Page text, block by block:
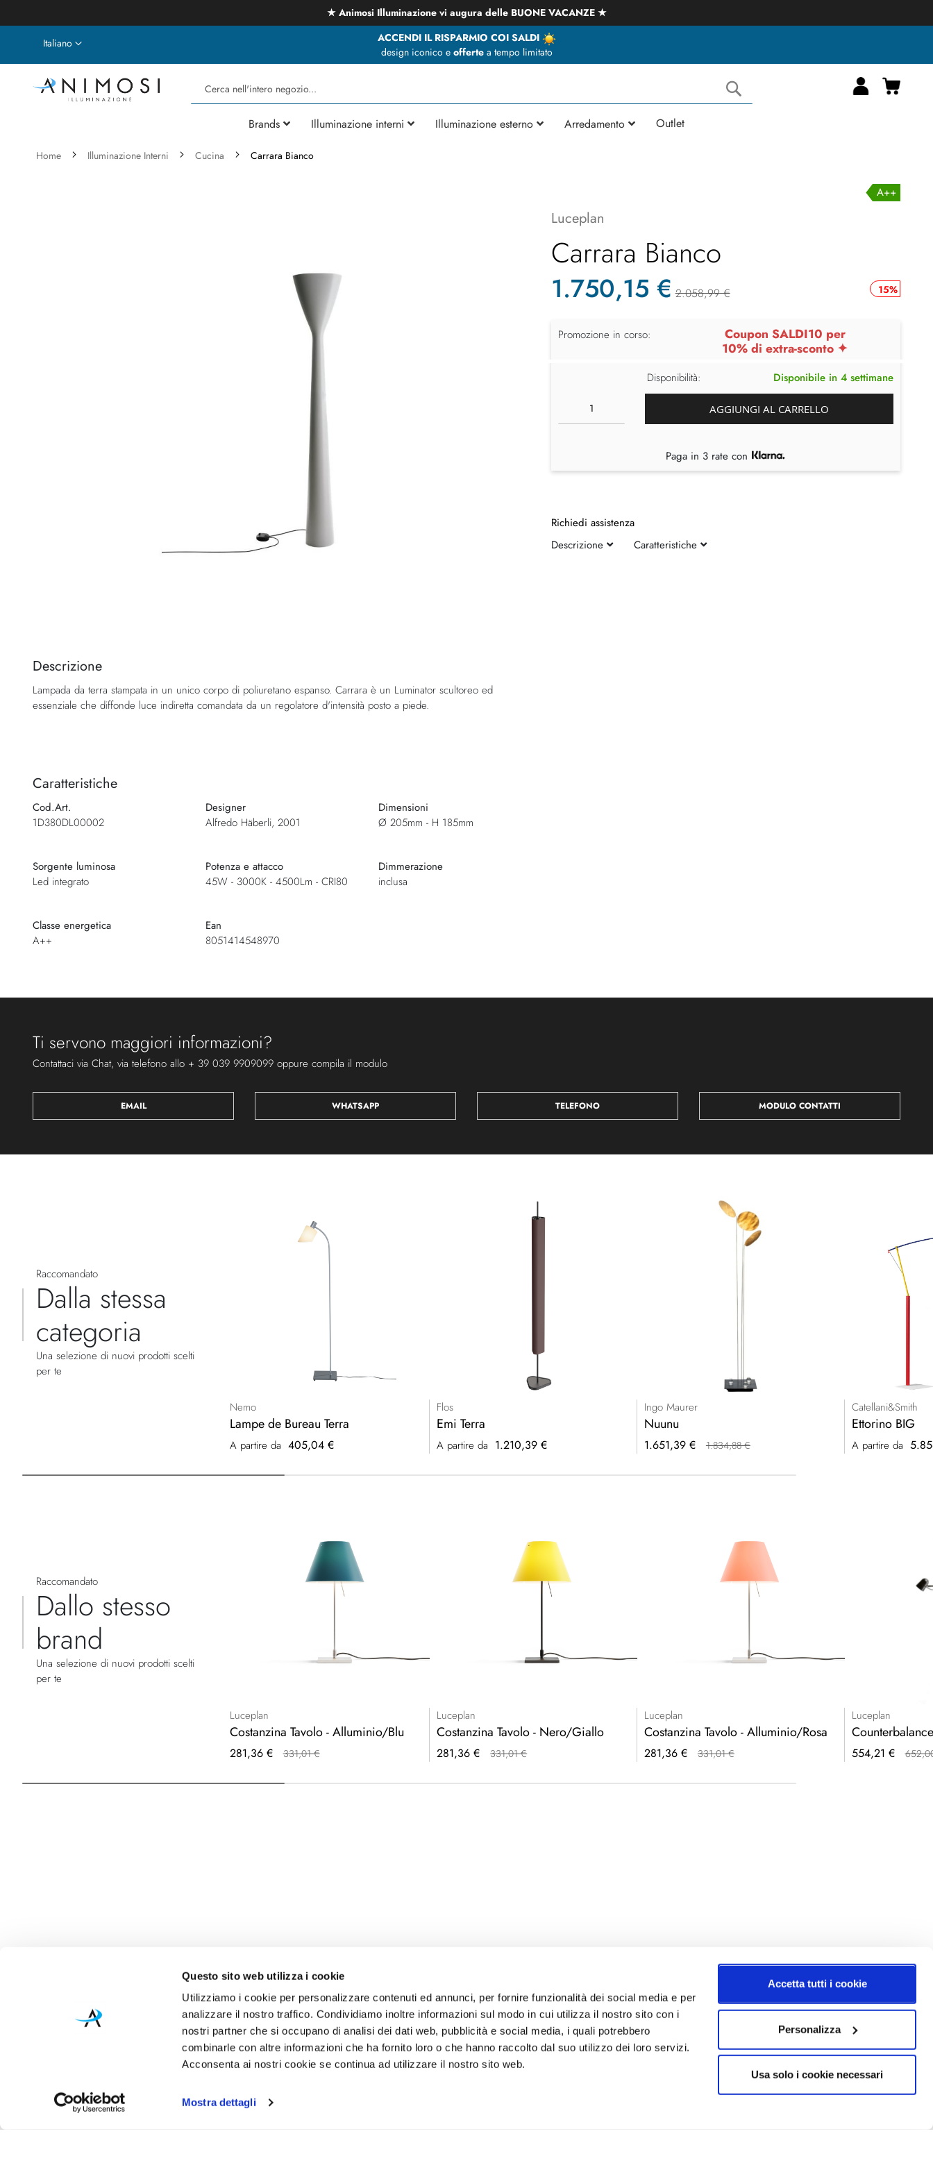
Questo sito web utilizza i cookie
Utilizziamo i cookie per personalizzare contenuti ed annunci, per fornire funzionalità dei social media e per
analizzare il nostro traffico. Condividiamo inoltre informazioni sul modo in cui utilizza il nostro sito con i
nostri partner che si occupano di analisi dei dati web, pubblicità e social media, i quali potrebbero
combinarle con altre informazioni che ha fornito loro o che hanno raccolto dal suo utilizzo dei loro servizi.
Acconsenta ai nostri cookie se continua ad utilizzare il nostro sito web.
Mostra dettagli
Accetta tutti i cookie
Personalizza
Usa solo i cookie necessari
★ Animosi Illuminazione vi augura delle BUONE VACANZE ★
ACCENDI IL RISPARMIO COI SALDI
design iconico e offertea tempo limitato
Lingua
Italiano
Cerca Cerca
Carrello
Brands Illuminazione interni Illuminazione esterno Arredamento Outlet
Home Illuminazione Interni Cucina Carrara Bianco
della
di
immagini
Descrizione
Lampada da terra stampata in un unico corpo di poliuretano espanso. Carrara è un Luminator scultoreo ed
essenziale che diffonde luce indiretta comandata da un regolatore d'intensità posto a piede.
Caratteristiche
Cod.Art.
1D380DL00002
Designer
Alfredo Häberli, 2001
Dimensioni
Ø 205mm - H 185mm
Sorgente luminosa
Led integrato
Potenza e attacco
45W - 3000K - 4500Lm - CRI80
Dimmerazione
inclusa
Classe energetica
A++
Ean
8051414548970
A++
Luceplan
Carrara Bianco
15%
1.750,15 € 2.058,99 €
Promozione in corso:
Coupon SALDI10 per
10% di extra-sconto ✦
Disponibilità: Disponibile in 4 settimane
AGGIUNGI AL CARRELLO
Paga in 3 rate con
Richiedi assistenza
Descrizione
Caratteristiche
Ti servono maggiori informazioni?
Contattaci via Chat, via telefono allo + 39 039 9909099 oppure compila il modulo
EMAIL WHATSAPP TELEFONO MODULO CONTATTI
Raccomandato
Dalla stessa
categoria
Una selezione di nuovi prodotti scelti
per te
Nemo
Lampe de Bureau Terra
A partire da 405,04 €
Flos
Emi Terra
A partire da 1.210,39 €
Ingo Maurer
Nuunu
Prezzo
1.651,39 € 1.834,88 €
Catellani&Smith
Ettorino BIG
A partire da
Raccomandato
Dallo stesso
brand
Una selezione di nuovi prodotti scelti
per te
Luceplan
Costanzina Tavolo - Alluminio/Blu
Prezzo
281,36 € 331,01 €
Luceplan
Costanzina Tavolo - Nero/Giallo
Prezzo
281,36 € 331,01 €
Luceplan
Costanzina Tavolo - Alluminio/Rosa
Prezzo
281,36 € 331,01 €
Luceplan
Prezzo
554,21 €